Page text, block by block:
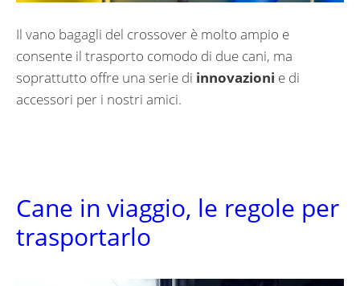
Il vano bagagli del crossover è molto ampio e
consente il trasporto comodo di due cani, ma
soprattutto offre una serie di innovazioni e di
accessori per i nostri amici.
Cane in viaggio, le regole per
trasportarlo